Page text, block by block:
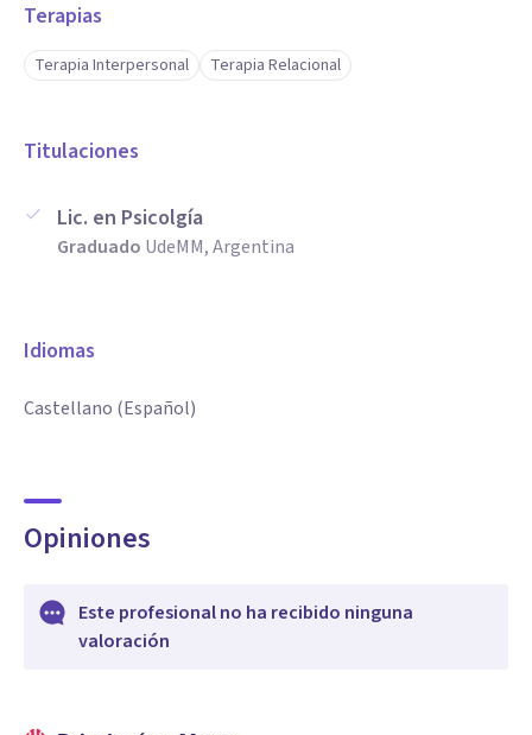
Terapias
Terapia Interpersonal Terapia Relacional
Titulaciones
Lic. en Psicolgía
Graduado UdeMM, Argentina
Idiomas
Castellano (Español)
Opiniones
Este profesional no ha recibido ninguna
valoración